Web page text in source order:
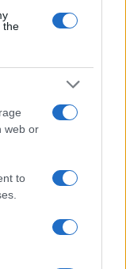
the
web or
to